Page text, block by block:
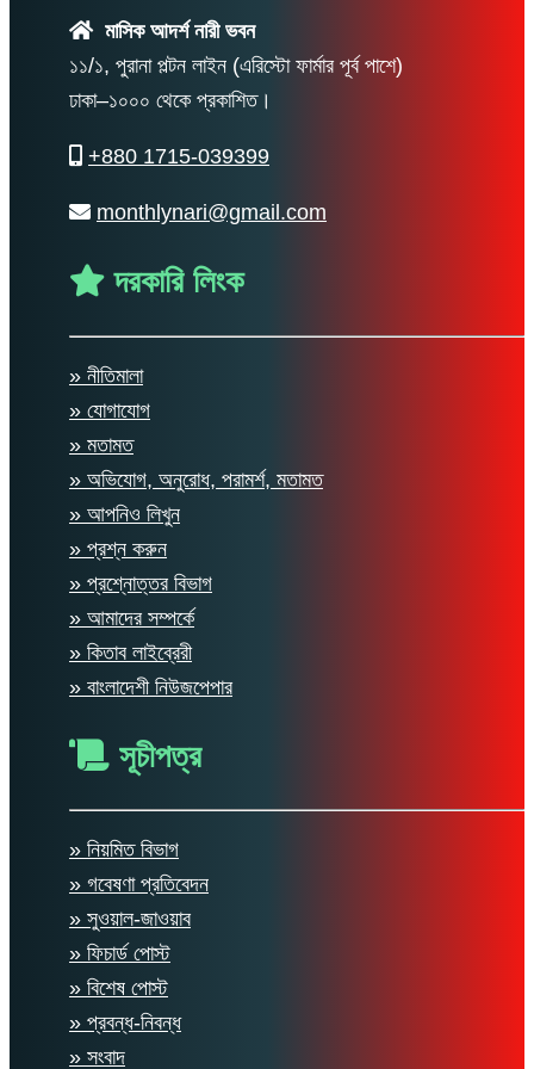
মাসিক আদর্শ নারী ভবন
১১/১, পুরানা পল্টন লাইন (এরিস্টো ফার্মার পূর্ব পাশে)
ঢাকা–১০০০ থেকে প্রকাশিত।
+880 1715-039399
monthlynari@gmail.com
দরকারি লিংক
» নীতিমালা
» যোগাযোগ
» মতামত
» অভিযোগ, অনুরোধ, পরামর্শ, মতামত
» আপনিও লিখুন
» প্রশ্ন করুন
» প্রশ্নোত্তর বিভাগ
» আমাদের সম্পর্কে
» কিতাব লাইব্রেরী
» বাংলাদেশী নিউজপেপার
সূচীপত্র
» নিয়মিত বিভাগ
» গবেষণা প্রতিবেদন
» সুওয়াল-জাওয়াব
» ফিচার্ড পোস্ট
» বিশেষ পোস্ট
» প্রবন্ধ-নিবন্ধ
» সংবাদ